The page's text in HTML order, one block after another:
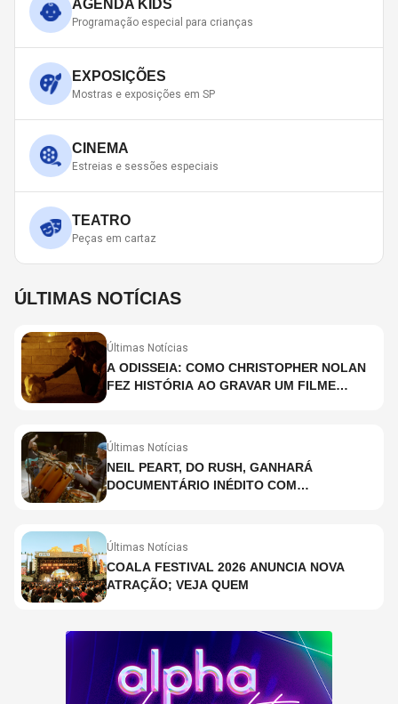
AGENDA KIDS
Programação especial para crianças
EXPOSIÇÕES
Mostras e exposições em SP
CINEMA
Estreias e sessões especiais
TEATRO
Peças em cartaz
ÚLTIMAS NOTÍCIAS
Últimas Notícias
A ODISSEIA: COMO CHRISTOPHER NOLAN
FEZ HISTÓRIA AO GRAVAR UM FILME
Últimas Notícias
NEIL PEART, DO RUSH, GANHARÁ
DOCUMENTÁRIO INÉDITO COM
Últimas Notícias
COALA FESTIVAL 2026 ANUNCIA NOVA
ATRAÇÃO; VEJA QUEM